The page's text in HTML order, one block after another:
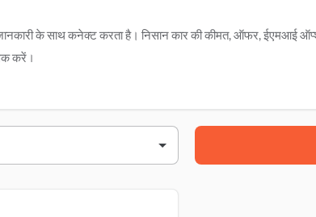
के साथ कनेक्ट करता है। निसान कार की कीमत, ऑफर, ईएमआई
करें।
विशाखपट्नम, 530008
530024